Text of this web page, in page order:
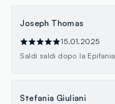
Joseph Thomas
15.01.2025
Saldi saldi dopo la Epifania
Stefania Giuliani